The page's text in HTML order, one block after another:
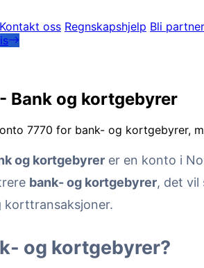
Kontakt oss Regnskapshjelp Bli partner
Bank og kortgebyrer
7770 for bank- og kortgebyrer,
og kortgebyrer er en konto i
bank- og kortgebyrer, det
korttransaksjoner.
og kortgebyrer?